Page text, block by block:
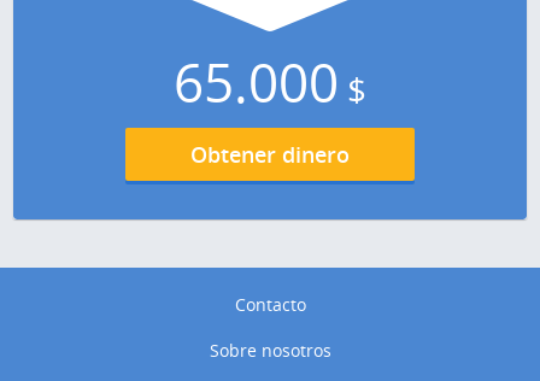
65.000 $
Obtener dinero
Contacto
Sobre nosotros